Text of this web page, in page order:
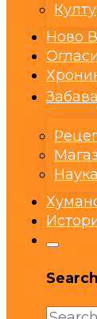
Ново
Забава
Наука
Search